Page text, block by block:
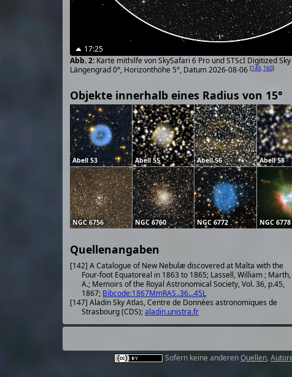
17:25
Karte mithilfe von SkySafari 6 Pro und STScI Digitized
Längengrad 0°, Horizonthöhe 5°, Datum 2026-08-06 [149 160]
Objekte innerhalb eines Radius von 15°
Abell 53 Abell 55 Abell 56 Abell 58
NGC 6756 NGC 6760 NGC 6772 NGC 6778
Quellenangaben
[142] A Catalogue of New Nebulæ discovered at Malta with the
Four-foot Equatoreal in 1863 to 1865; Lassell, William ; Marth,
A.; Memoirs of the Royal Astronomical Society, Vol. 36, p.45,
1867; Bibcode:1867MmRAS..36...45L
[147] Aladin Sky Atlas, Centre de Données astronomiques de
Strasbourg (CDS);aladin.unistra.fr
Sofern keine anderenQuellen,